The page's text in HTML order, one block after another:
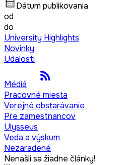
Dátum publikovania
od
do
University Highlights
Novinky
Udalosti
Médiá
Pracovné miesta
Verejné obstarávanie
Pre zamestnancov
Ulysseus
Veda a výskum
Nezaradené
Nenašli sa žiadne články!